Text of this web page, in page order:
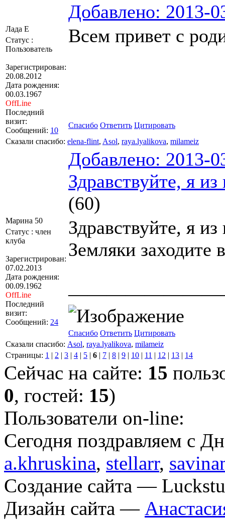
Добавлено: 2013-
Лада Е
Статус :
Пользователь
Зарегистрирован:
20.08.2012
Дата рождения:
00.03.1967
OffLine
Последний
визит:
Сообщений: 10
Всем привет с
Спасибо Ответить Цитировать
Сказали спасибо: elena-flint, Asol, raya.lyalikova, milameiz
Добавлено: 2013-
Здравствуйте, я
(60)
Марина 50
Статус : член
клуба
Зарегистрирован:
07.02.2013
Дата рождения:
00.09.1962
OffLine
Последний
визит:
Сообщений: 24
Здравствуйте, я
Земляки заходите
Спасибо Ответить Цитировать
Сказали спасибо: Asol, raya.lyalikova, milameiz
Страницы: 1 | 2 | 3 | 4 | 5 | 6 | 7 | 8 | 9 | 10 | 11 | 12 | 13 | 14
Сейчас на сайте: 15
0, гостей: 15)
Пользователи on-line:
Cегодня поздравляем с
a.khruskina, stellarr,
Создание сайта —
Дизайн сайта —